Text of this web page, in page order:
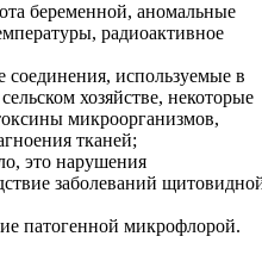
беременной, аномальные
радиоактивное
соединения, используемые в
хозяйстве, некоторые
микроорганизмов,
тканей;
это нарушения
заболеваний
патогенной микрофлорой.